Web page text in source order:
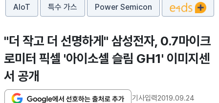
AIoT 특수 가스 Power Semicon
​"더 작고 더 선명하게" 삼성전자, 0.7마이크
로미터 픽셀 '아이소셀 슬림 GH1' 이미지센
서 공개
기사입력2019.09.24